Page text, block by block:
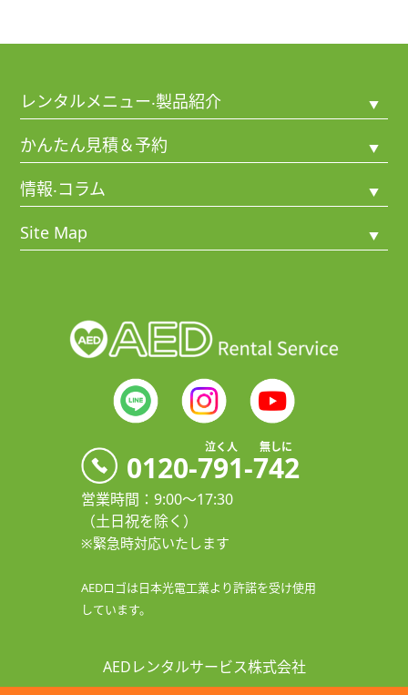
b
o
0120-791-742
泣く人 無しに
営業時間：9:00〜17:30
（⼟⽇祝を除く）
※緊急時対応いたします
AEDロゴは日本光電工業より許諾を受け使用
しています。
レンタルメニュー‧製品紹介
短期レンタル（3⽇〜1ヶ⽉未満）
長期レンタル（5年または8年間）
マラソン大会レンタル
AEDレンタルQ&A
AED-3150製品紹介
AED-3250製品紹介
かんたん⾒積＆予約
短期レンタル見積＆予約
長期レンタル見積
工事現場レンタル見積＆予約
トレーニング機材レンタル見積＆予約
情報‧コラム
お知らせ
Site Map
私たちについて
情報セキュリティ基本⽅針
お問合せフォーム
利⽤規約
プライバシーポリシー
AEDレンタルサービス株式会社